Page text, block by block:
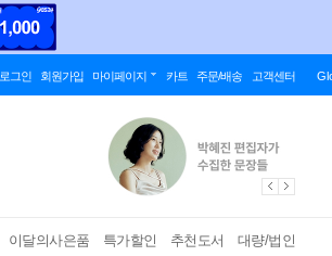
로그인 회원가입 마이페이지 카트 주문/배송 고객센터
이달의사은품 특가할인 추천도서 대량/법인